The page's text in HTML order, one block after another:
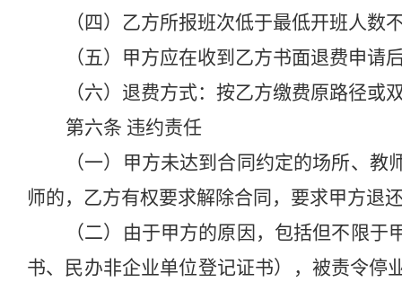
（四）乙方所报班次低于最低开班人
（五）甲方应在收到乙方书面退费申请
（六）退费方式：按乙方缴费原路径或
第六条 违约责任
（一）甲方未达到合同约定的场所、
师的，乙方有权要求解除合同，要求甲方退
（二）由于甲方的原因，包括但不限
书、民办非企业单位登记证书），被责令停